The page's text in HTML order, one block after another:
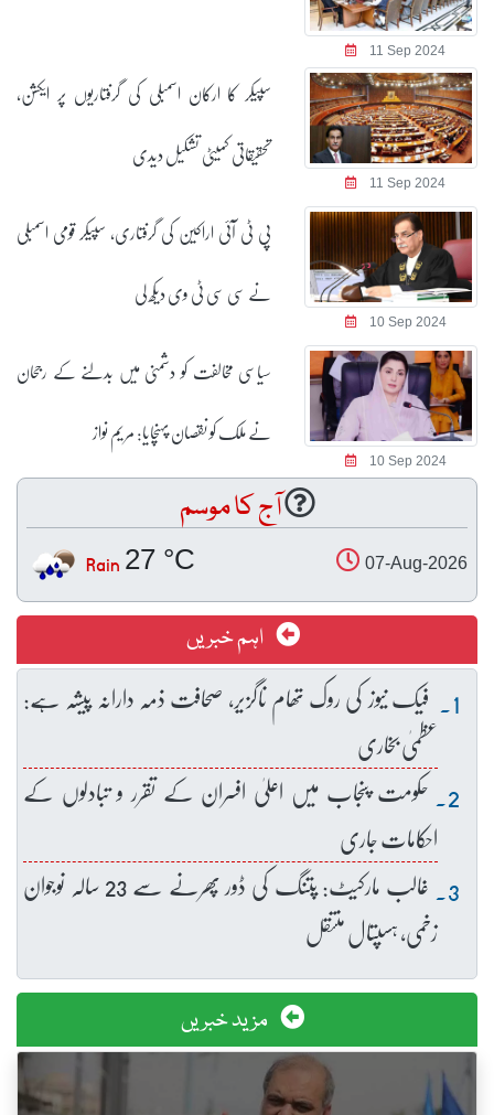
11 Sep 2024
11 Sep 2024
سپیکر کا ارکان اسمبلی کی گرفتاریوں پر ایکشن،
تحقیقاتی کمیٹی تشکیل دیدی
10 Sep 2024
پی ٹی آئی اراکین کی گرفتاری، سپیکر قومی اسمبلی
نے سی سی ٹی وی دیکھ لی
10 Sep 2024
سیاسی مخالفت کو دشمنی میں بدلنے کے رجحان
نے ملک کو نقصان پہنچایا: مریم نواز
آج کا موسم
07-Aug-2026
27 °C
Rain
اہم خبریں
فیک نیوز کی روک تھام ناگزیر، صحافت ذمہ دارانہ پیشہ ہے:
عظمیٰ بخاری
حکومت پنجاب میں اعلیٰ افسران کے تقرر و تبادلوں کے
احکامات جاری
غالب مارکیٹ: پتنگ کی ڈور پھرنے سے 23 سالہ نوجوان
زخمی، ہسپتال منتقل
مزید خبریں